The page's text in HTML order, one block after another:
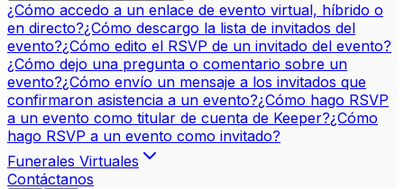
¿Cómo accedo a un enlace de evento virtual, híbrido o
en directo?¿Cómo descargo la lista de invitados del
evento?¿Cómo edito el RSVP de un invitado del evento?
¿Cómo dejo una pregunta o comentario sobre un
evento?¿Cómo envío un mensaje a los invitados que
confirmaron asistencia a un evento?¿Cómo hago RSVP
a un evento como titular de cuenta de Keeper?¿Cómo
hago RSVP a un evento como invitado?
Funerales Virtuales
Contáctanos